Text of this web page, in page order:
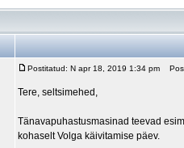
Postitatud: N apr 18, 2019 1:34 pm
Tere, seltsimehed,
Tänavapuhastusmasinad teevad
kohaselt Volga käivitamise päev.